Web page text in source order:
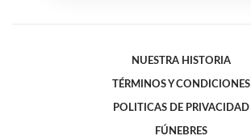
NUESTRA HISTORIA
TÉRMINOS Y CONDICIONES
POLITICAS DE PRIVACIDAD
FÚNEBRES